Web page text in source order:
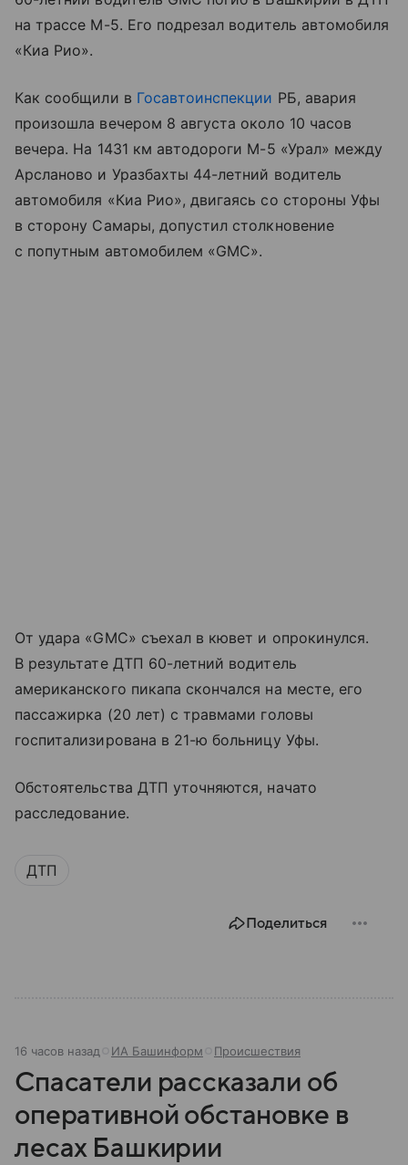
на трассе М-5. Его подрезал водитель автомобиля
«Киа Рио».
Как сообщили в Госавтоинспекции РБ, авария
произошла вечером 8 августа около 10 часов
вечера. На 1431 км автодороги М-5 «Урал» между
Арсланово и Уразбахты 44-летний водитель
автомобиля «Киа Рио», двигаясь со стороны Уфы
в сторону Самары, допустил столкновение
с попутным автомобилем «GMC».
От удара «GMC» съехал в кювет и опрокинулся.
В результате ДТП 60-летний водитель
американского пикапа скончался на месте, его
пассажирка (20 лет) с травмами головы
госпитализирована в 21-ю больницу Уфы.
Обстоятельства ДТП уточняются, начато
расследование.
ДТП
Поделиться
16 часов назад ИА Башинформ Происшествия
Спасатели рассказали об
оперативной обстановке в
лесах Башкирии